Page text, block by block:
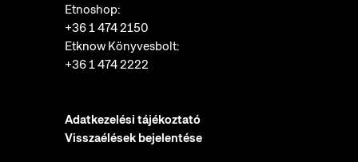
Etnoshop:
+36 1 474 2150
Etknow Könyvesbolt:
+36 1 474 2222
Adatkezelési tájékoztató
Visszaélések bejelentése